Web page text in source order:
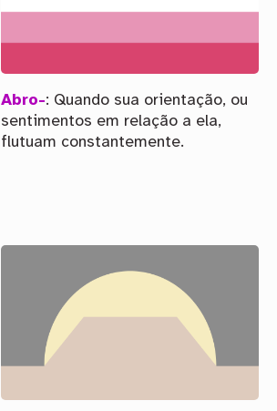
Abro-: Quando sua orientação, ou
sentimentos em relação a ela,
flutuam constantemente.